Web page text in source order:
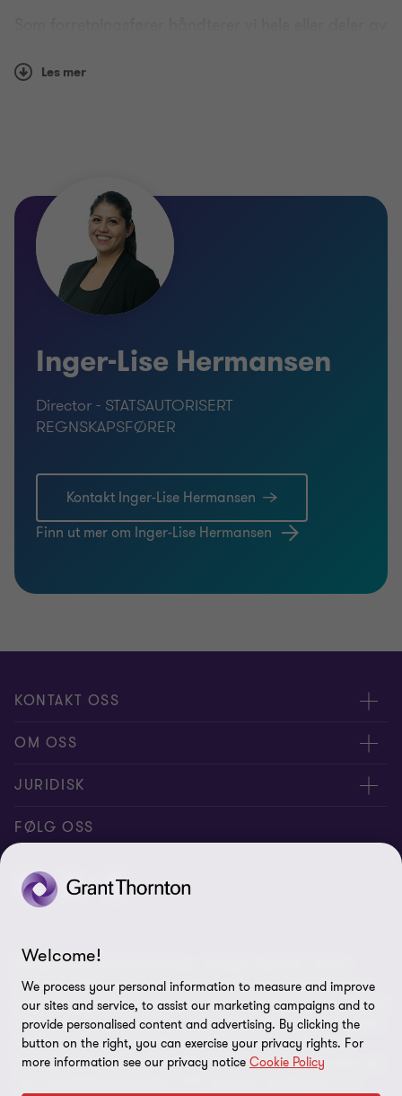
eller eierseksjonssameiet:
felleskostnader.
- Håndtering av post og videreformidling av
nødvendig informasjon til styret og eiere.
- Den daglige kontakten med leietakere,
seksjonseiere, leverandører og det offentlige.
- Deltakelse på sameiermøte.
- Bistand ved utleie.
Les mer
Inger-Lise Hermansen
Director - STATSAUTORISERT
REGNSKAPSFØRER
Kontakt Inger-Lise Hermansen
Finn ut mer om Inger-Lise Hermansen
KONTAKT OSS
Medarbeidere
Kontakt oss
OM OSS
Om oss
Karriere
Åpenhetsrapport
JURIDISK
Personvernerklæring
Disclaimer
Varsel
Informasjonskapsler
FØLG OSS
© 2026 Grant Thornton Norway - All rights reserved. “Grant
Thornton” refers to the brand under which the Grant Thornton
member firms provide assurance, tax and advisory services to their
clients and/or refers to one or more member firms, as the context
requires. Grant Thornton Norway is a member firm of Grant
Thornton International Ltd (GTIL). GTIL and the member firms are
Welcome!
We process your personal information to measure and improve
our sites and service, to assist our marketing campaigns and to
provide personalised content and advertising. By clicking the
button on the right, you can exercise your privacy rights. For
more information see our privacy notice Cookie Policy